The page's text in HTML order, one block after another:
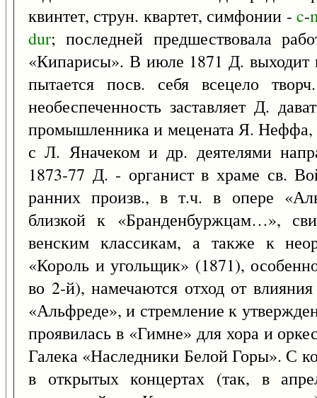
квинтет, струн. квартет, симфонии -c-
dur; последней предшествовала
«Кипарисы». В июле 1871 Д. выходит
пытается посв. себя всецело
необеспеченность заставляет Д.
промышленника и мецената Я. Неффа,
с Л. Яначеком и др. деятелями
1873-77 Д. - органист в храме св.
ранних произв., в т.ч. в опере
близкой к «Бранденбуржцам…»,
венским классикам, а также к
«Король и угольщик» (1871),
во 2-й), намечаются отход от
«Альфреде», и стремление к
проявилась в «Гимне» для хора и
Галека «Наследники Белой Горы». С
в открытых концертах (так, в